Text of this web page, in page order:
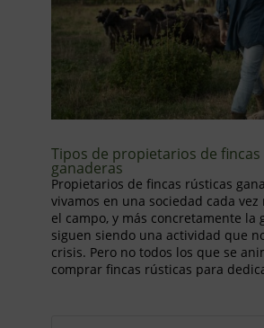
Tipos de propietarios de
ganaderas
Propietarios de fincas rústicas
vivamos en una sociedad cada
el campo, y más concretamente la
siguen siendo una actividad que
crisis. Pero no todos los que se
comprar fincas rústicas para